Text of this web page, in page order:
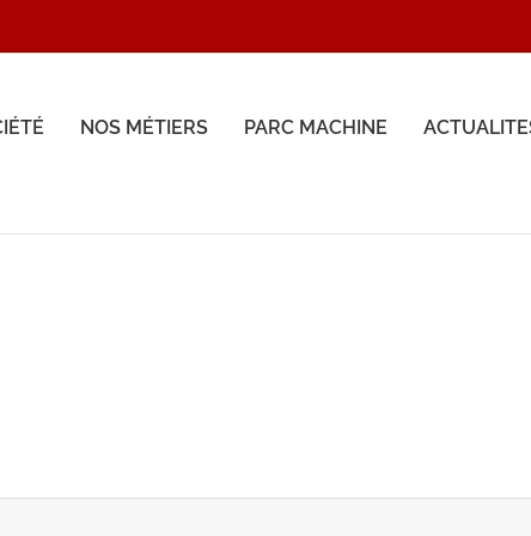
NOS MÉTIERS PARC MACHINE